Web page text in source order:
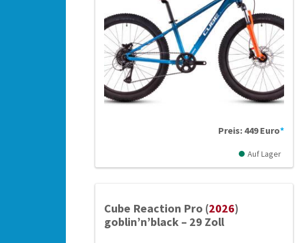
Preis: 449 Euro*
Auf Lager
Cube Reaction Pro (2026)
goblin’n’black – 29 Zoll